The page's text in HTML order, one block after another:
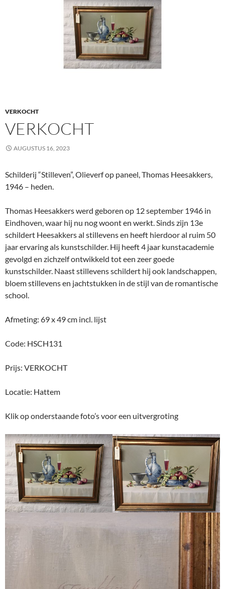
VERKOCHT
VERKOCHT
AUGUSTUS 16, 2023
Schilderij “Stilleven”, Olieverf op paneel, Thomas Heesakkers,
1946 – heden.
Thomas Heesakkers werd geboren op 12 september 1946 in
Eindhoven, waar hij nu nog woont en werkt. Sinds zijn 13e
schildert Heesakkers al stillevens en heeft hierdoor al ruim 50
jaar ervaring als kunstschilder. Hij heeft 4 jaar kunstacademie
gevolgd en zichzelf ontwikkeld tot een zeer goede
kunstschilder. Naast stillevens schildert hij ook landschappen,
bloem stillevens en jachtstukken in de stijl van de romantische
school.
Afmeting: 69 x 49 cm incl. lijst
Code: HSCH131
Prijs: VERKOCHT
Locatie: Hattem
Klik op onderstaande foto’s voor een uitvergroting